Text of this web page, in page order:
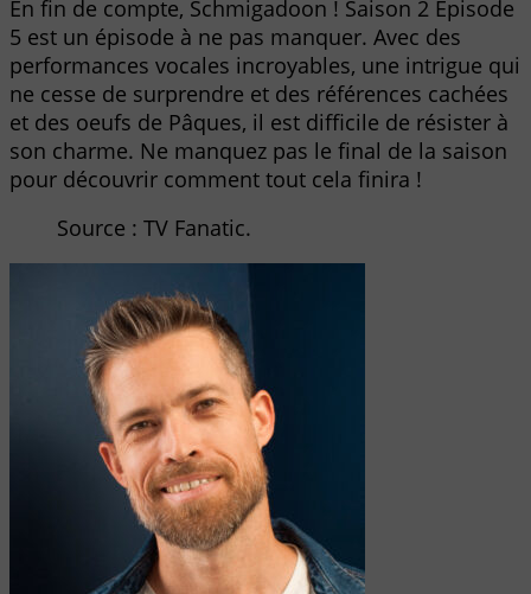
En fin de compte, Schmigadoon ! Saison 2 Episode
5 est un épisode à ne pas manquer. Avec des
performances vocales incroyables, une intrigue qui
ne cesse de surprendre et des références cachées
et des oeufs de Pâques, il est difficile de résister à
son charme. Ne manquez pas le final de la saison
pour découvrir comment tout cela finira !
Source : TV Fanatic.